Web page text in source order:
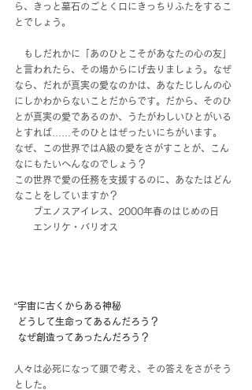
ら、きっと墓石のごとく口にきっちりふたをするこ
とでしょう。
もしだれかに「あのひとこそがあなたの心の友」
と言われたら、その場からにげ去りましょう。なぜ
なら、だれが真実の愛なのかは、あなたじしんの心
にしかわからないことだからです。だから、そのひ
とが真実の愛であるのか、うたがわしいひとがいる
とすれば……そのひとはぜったいにちがいます。
なぜ、この世界ではA級の愛をさがすことが、こん
なにもたいへんなのでしょう？
この世界で愛の任務を支援するのに、あなたはどん
なことをしていますか？
ブエノスアイレス、2000年春のはじめの日
エンリケ・バリオス
“宇宙に古くからある神秘
どうして生命ってあるんだろう？
なぜ創造ってあったんだろう？
人々は必死になって頭で考え、その答えをさがそう
とした。